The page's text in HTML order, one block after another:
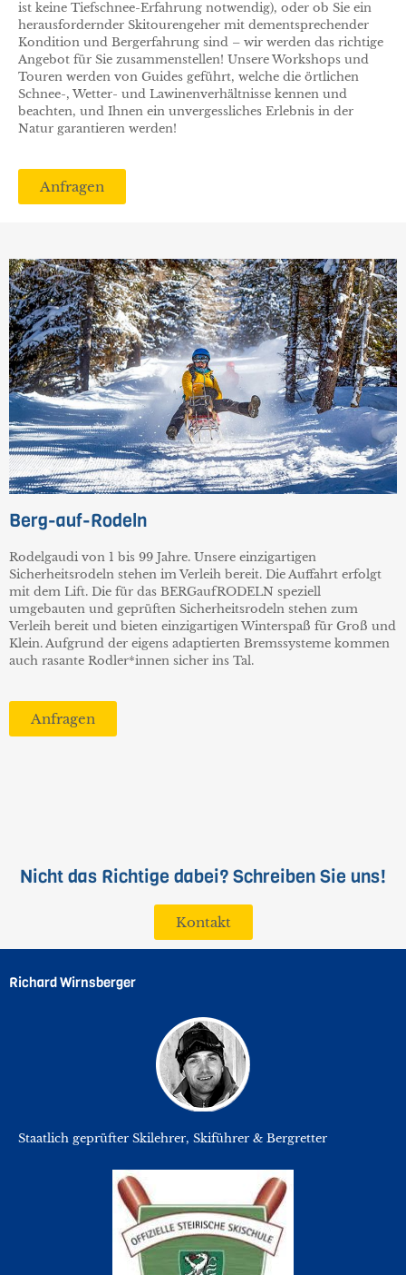
ist keine Tiefschnee-Erfahrung notwendig), oder ob Sie ein
herausfordernder Skitourengeher mit dementsprechender
Kondition und Bergerfahrung sind – wir werden das richtige
Angebot für Sie zusammenstellen! Unsere Workshops und
Touren werden von Guides geführt, welche die örtlichen
Schnee-, Wetter- und Lawinenverhältnisse kennen und
beachten, und Ihnen ein unvergessliches Erlebnis in der
Natur garantieren werden!
Anfragen
Berg-auf-Rodeln
Rodelgaudi von 1 bis 99 Jahre. Unsere einzigartigen
Sicherheitsrodeln stehen im Verleih bereit. Die Auffahrt erfolgt
mit dem Lift. Die für das BERGaufRODELN speziell
umgebauten und geprüften Sicherheitsrodeln stehen zum
Verleih bereit und bieten einzigartigen Winterspaß für Groß und
Klein. Aufgrund der eigens adaptierten Bremssysteme kommen
auch rasante Rodler*innen sicher ins Tal.
Anfragen
Nicht das Richtige dabei? Schreiben Sie uns!
Kontakt
Richard Wirnsberger
Staatlich geprüfter Skilehrer, Skiführer & Bergretter